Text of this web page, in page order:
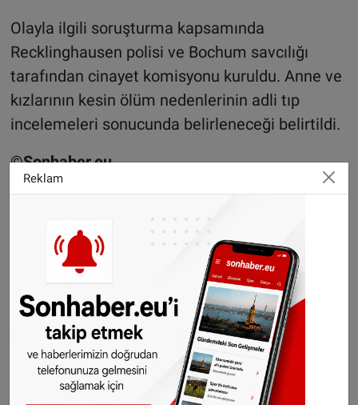
Olayla ilgili soruşturma kapsamında
Recklinghausen polisi ve Bochum savcılığı
tarafından cinayet komisyonu kuruldu. Anne ve
kızlarının kesin ölüm nedenlerinin adli tıp
incelemeleri sonucunda belirleneceği belirtildi.
©Sonhaber.eu
Haberlerimiziİnstagram hesabımızdan da takip
WhatsAppta ücretsiz bültenimize abone olun,
Hollanda ve diğer Avrupa ülkeleri gündeminden
seçtiğimiz haberler her gün telefonunuza
gelsin!Abone olmak için tıklayın
Sitemizde yayımlanan haberlerin her türlü
SONHABER.eu
’ya aittir. Haberin linki
Reklam